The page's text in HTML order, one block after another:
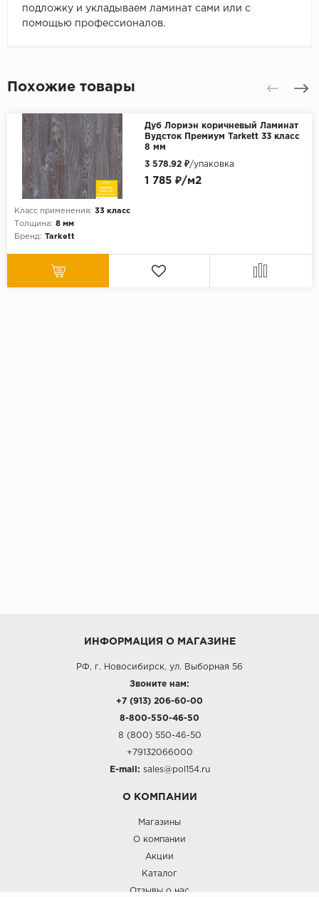
подложку и укладываем ламинат сами или с
помощью профессионалов.
Похожие товары
Дуб Лориэн коричневый Ламинат
Вудсток Премиум Tarkett 33 класс
8 мм
Класс применения: 33 класс
Толщина: 8 мм
Бренд: Tarkett
1 785 ₽/м2
3 578.92 ₽/упаковка
ИНФОРМАЦИЯ О МАГАЗИНЕ
РФ, г. Новосибирск, ул. Выборная 56
Звоните нам:
+7 (913) 206-60-00
8-800-550-46-50
8 (800) 550-46-50
+79132066000
E-mail: sales@pol154.ru
О КОМПАНИИ
Магазины
О компании
Акции
Каталог
Отзывы о нас